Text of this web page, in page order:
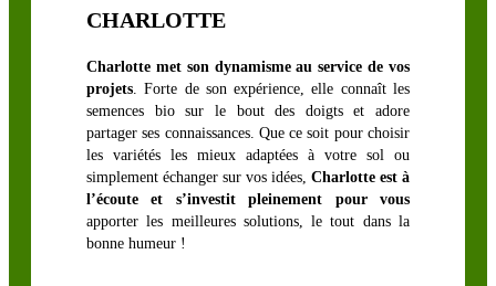
CÉRÉALES À
PAILLE
Avoine
Blé
Épeautre
Orge
CHARLOTTE
Charlotte met son dynamisme au service de vos
projets . Forte de son expérience, elle connaît les
semences bio sur le bout des doigts et adore
partager ses connaissances. Que ce soit pour choisir
les variétés les mieux adaptées à votre sol ou
simplement échanger sur vos idées, Charlotte est à
l’écoute et s’investit pleinement pour vous
apporter les meilleures solutions, le tout dans la
bonne humeur !